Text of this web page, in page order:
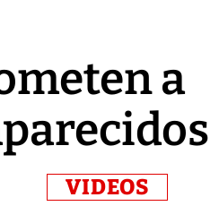
a
VIDEOS